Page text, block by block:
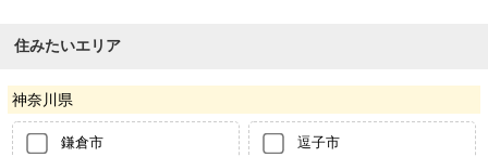
住みたいエリア
神奈川県
鎌倉市 逗子市